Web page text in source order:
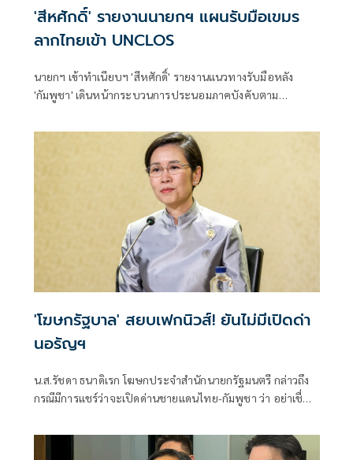
'สีหศักดิ์' รายงานนายกฯ แผนรับมือเขมร
ลากไทยเข้า UNCLOS
นายกฯ เข้าทำเนียบฯ 'สีหศักดิ์' รายงานแนวทางรับมือหลัง
'กัมพูชา' เดินหน้ากระบวนการประนอมภาคบังคับตาม
'โฆษกรัฐบาล' สยบเฟกนิวส์! ยันไม่มีเปิดด่า
นอรัญฯ
น.ส.รัชดา ธนาดิเรก โฆษกประจำสำนักนายกรัฐมนตรี กล่าวถึง
กรณีมีการแชร์ว่าจะเปิดด่านชายแดนไทย-กัมพูชา ว่า อย่าเชื่อ